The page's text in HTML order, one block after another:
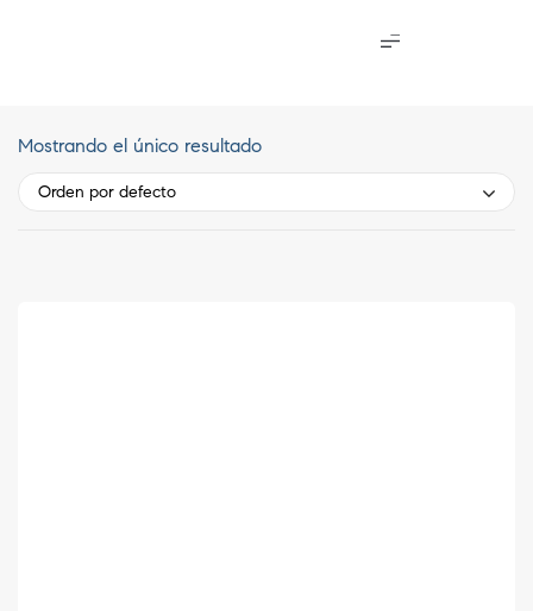
Mostrando el único resultado
Orden por defecto